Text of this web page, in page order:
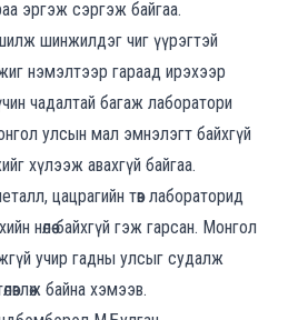
эргэж сэргэж байгаа.
шинжилдэг чиг үүрэгтэй
нэмэлтээр гараад ирэхээр
чадалтай багаж лаборатори
улсын мал эмнэлэгт байхгүй
хүлээж авахгүй байгаа.
цацрагийн төв лабораторид
нөлөө байхгүй гэж гарсан. Монгол
учир гадны улсыг судалж
байна хэмээв.